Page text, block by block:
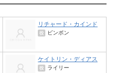
リチャード・カインド
役 ビンボン
ケイトリン・ディアス
役 ライリー